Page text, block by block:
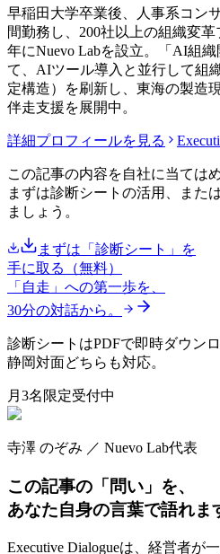
早稲田大学卒業後、人事系コン
間勤務し、200社以上の組織変
年にNuevo Labを設立。「AI組
て、AIツール導入と並行して組
定構造）を刷新し、東海の製造
伴走支援を展開中。
詳細プロフィールを見る
この記事の内容を自社に当ては
まずは診断シートの活用、また
ましょう。
まずは「診断シート」を
手に取る（無料）
「自走」への第一歩を、
30分の対話から。
診断シートはPDFで即時ダウン
静岡対面どちらも対応。
月3名限定受付中
寺澤 のぞみ ／ Nuevo Lab代表
この記事の「問い」を、
あなた自身の言葉で語れま
Executive Dialogueは、経営者が